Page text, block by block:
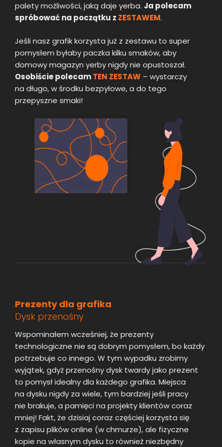
palety możliwości, jaką daje yerba. Ja polecam
spróbować na początku z ZESTAWEM.
Jeśli nasz grafik korzysta już z zestawu to super
pomysłem byłaby paczka kilku smaków, aby
domowy magazyn yerby nigdy nie opustoszał.
Osobiście polecamTEN ZESTAW – wystarczy
na długo, w środku bezpyłowe, a do tego
przepyszne smaki!
Prezenty dla grafika
Dysk przenośny
Wspominałem wcześniej, że prezenty
technologiczne nie są dobrym pomysłem, bo każdy
potrzebuje co innego. W tym wypadku zrobimy
wyjątek, gdyż przenośny dysk twardy jako prezent
to pomysł idealny dla każdego grafika. Miejsca
na dysku nigdy za wiele, tym bardziej jeśli pracy
nie brakuje, a pamięci na projekty klientów coraz
mniej! Fakt, że dzisiaj coraz częściej korzysta się
z zapisu plików online (w chmurze), ale fizyczne
kopie na własnym dysku to również niezbędny